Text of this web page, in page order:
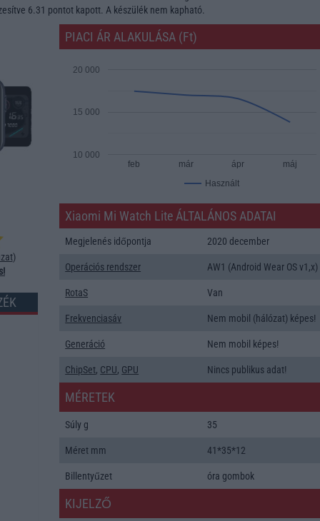
6.31 pontot kapott. A készülék nem kapható.
)
PIACI ÁR ALAKULÁSA (Ft)
Használt
feb már ápr máj
10 000
15 000
20 000
Xiaomi Mi Watch Lite ÁLTALÁNOS ADATAI
Megjelenés időpontja 2020 december
Operációs rendszer AW1 (Android Wear OS v1,x)
RotaS Van
Frekvenciasáv Nem mobil (hálózat) képes!
Generáció Nem mobil képes!
ChipSet, CPU, GPU Nincs publikus adat!
MÉRETEK
Súly g 35
Méret mm 41*35*12
Billentyűzet óra gombok
KIJELZŐ